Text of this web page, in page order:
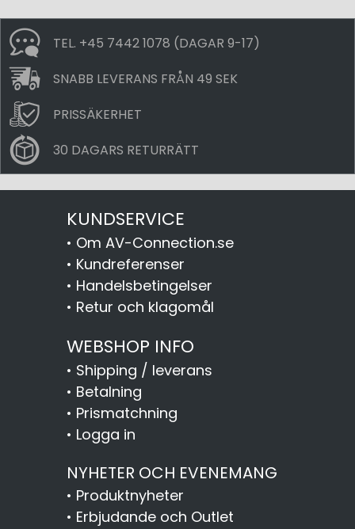
TEL. +45 7442 1078 (DAGAR 9-17)
SNABB LEVERANS FRÅN 49 SEK
PRISSÄKERHET
30 DAGARS RETURRÄTT
KUNDSERVICE
• Om AV-Connection.se
• Kundreferenser
• Handelsbetingelser
• Retur och klagomål
WEBSHOP INFO
• Shipping / leverans
• Betalning
• Prismatchning
• Logga in
NYHETER OCH EVENEMANG
• Produktnyheter
• Erbjudande och Outlet